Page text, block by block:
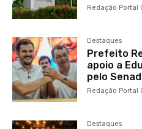
Redação Portal
Destaques
Prefeito
apoio a
pelo
Redação Portal
Destaques